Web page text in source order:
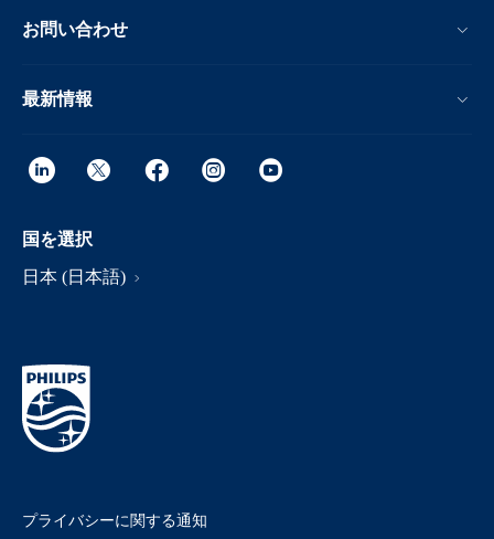
お問い合わせ
最新情報
国を選択
日本 (日本語)
プライバシーに関する通知